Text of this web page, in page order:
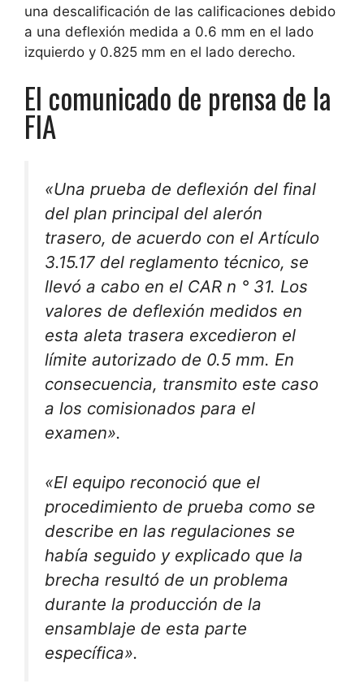
una descalificación de las calificaciones debido
a una deflexión medida a 0.6 mm en el lado
izquierdo y 0.825 mm en el lado derecho.
El comunicado de prensa de la
FIA
«Una prueba de deflexión del final
del plan principal del alerón
trasero, de acuerdo con el Artículo
3.15.17 del reglamento técnico, se
llevó a cabo en el CAR n ° 31. Los
valores de deflexión medidos en
esta aleta trasera excedieron el
límite autorizado de 0.5 mm. En
consecuencia, transmito este caso
a los comisionados para el
examen».
«El equipo reconoció que el
procedimiento de prueba como se
describe en las regulaciones se
había seguido y explicado que la
brecha resultó de un problema
durante la producción de la
ensamblaje de esta parte
específica».